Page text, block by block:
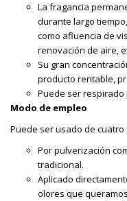
La fragancia
durante largo
como afluencia de
renovación de aire,
Su gran
producto rentable,
Puede ser
Modo de empleo
Puede ser usado de
Por pulverización
tradicional.
Aplicado
olores que